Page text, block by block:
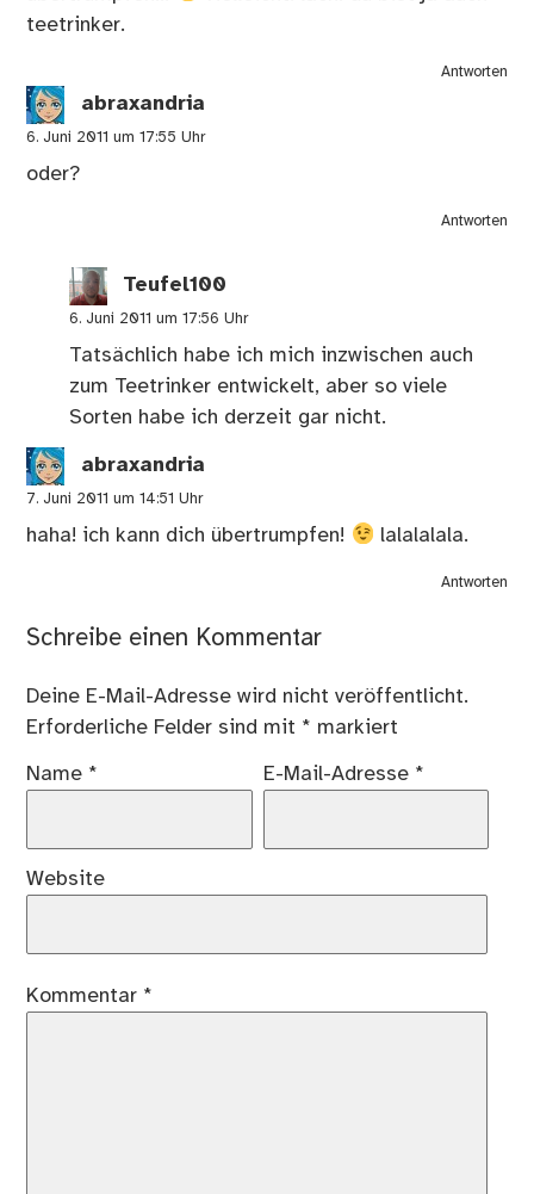
teetrinker.
Antworten
abraxandria
6. Juni 2011 um 17:55 Uhr
oder?
Antworten
Teufel100
6. Juni 2011 um 17:56 Uhr
Tatsächlich habe ich mich inzwischen auch
zum Teetrinker entwickelt, aber so viele
Sorten habe ich derzeit gar nicht.
abraxandria
7. Juni 2011 um 14:51 Uhr
haha! ich kann dich übertrumpfen! lalalalala.
Antworten
Schreibe einen Kommentar
Deine E-Mail-Adresse wird nicht veröffentlicht.
Erforderliche Felder sind mit * markiert
Name * E-Mail-Adresse *
Website
Kommentar *